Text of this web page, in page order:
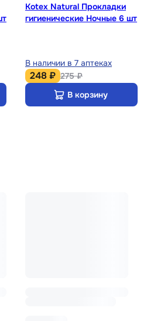
Kotex Natural Прокладки
гигиенические Ночные 6 шт
В наличии в 7 аптеках
248 ₽ 275 ₽
В корзину